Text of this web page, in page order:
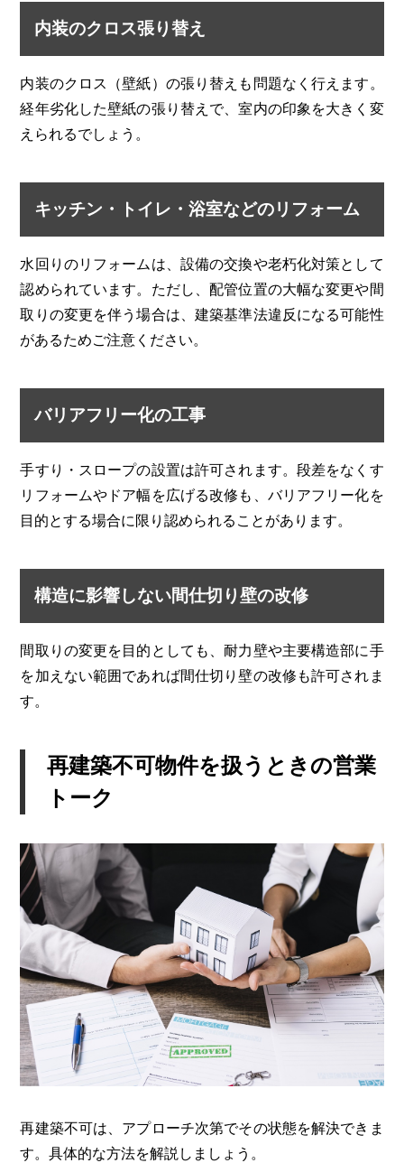
内装のクロス張り替え
内装のクロス（壁紙）の張り替えも問題なく行えます。
経年劣化した壁紙の張り替えで、室内の印象を大きく変
えられるでしょう。
キッチン・トイレ・浴室などのリフォーム
水回りのリフォームは、設備の交換や老朽化対策として
認められています。ただし、配管位置の大幅な変更や間
取りの変更を伴う場合は、建築基準法違反になる可能性
があるためご注意ください。
バリアフリー化の工事
手すり・スロープの設置は許可されます。段差をなくす
リフォームやドア幅を広げる改修も、バリアフリー化を
目的とする場合に限り認められることがあります。
構造に影響しない間仕切り壁の改修
間取りの変更を目的としても、耐力壁や主要構造部に手
を加えない範囲であれば間仕切り壁の改修も許可されま
す。
再建築不可物件を扱うときの営業
トーク
再建築不可は、アプローチ次第でその状態を解決できま
す。具体的な方法を解説しましょう。